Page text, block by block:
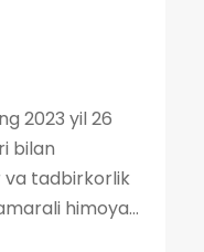
2023 yil 26
bilan
tadbirkorlik
himoya...